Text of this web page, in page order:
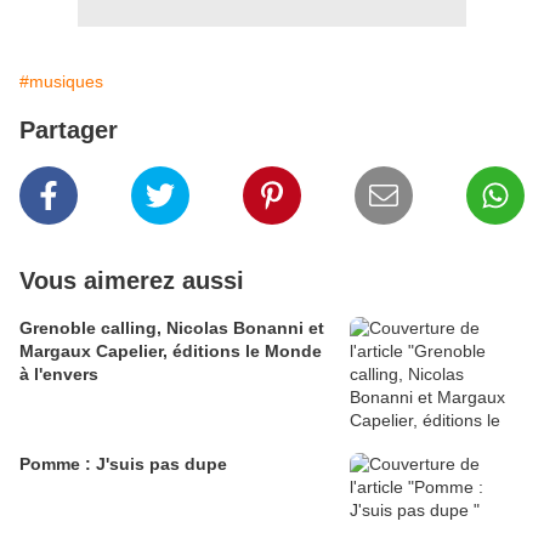
#musiques
Partager
Vous aimerez aussi
Grenoble calling, Nicolas Bonanni et
Margaux Capelier, éditions le Monde
à l'envers
Pomme : J'suis pas dupe